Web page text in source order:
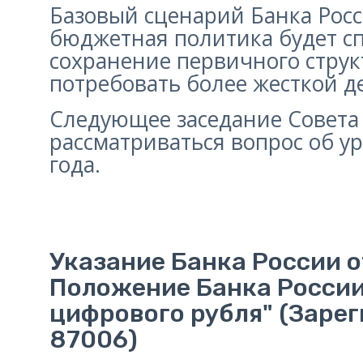
Базовый сценарий Банка
бюджетная политика будет
сохранение первичного
потребовать более жесткой
Следующее заседание
рассматриваться вопрос об
года.
Указание Банка России
Положение Банка
цифрового рубля"
87006)